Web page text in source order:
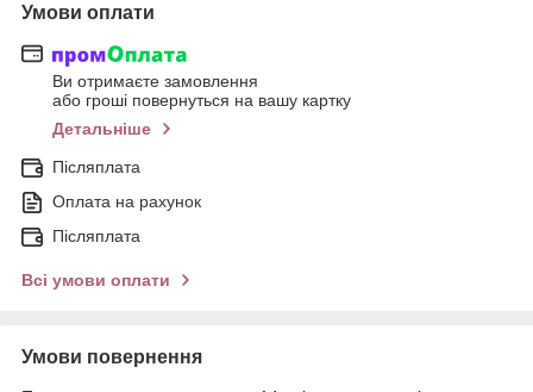
Умови оплати
Ви отримаєте замовлення
або гроші повернуться на вашу картку
Детальніше
Післяплата
Оплата на рахунок
Післяплата
Всі умови оплати
Умови повернення